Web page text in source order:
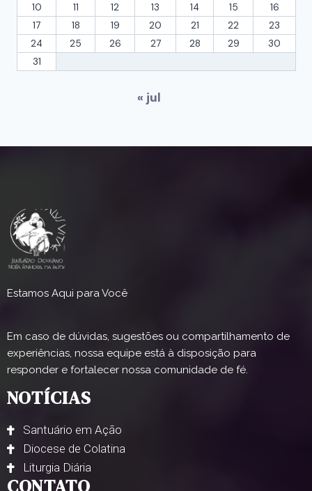
10
11 12 13 14 15
16
17
18 19 20 21 22
23
24
25 26 27 28 29
30
31
« jul
Estamos Aqui para Você
Em caso de dúvidas, sugestões ou compartilhamento de
experiências, nossa equipe está à disposição para
responder e fortalecer nossa comunidade de fé.
NOTÍCIAS
Santuário em Ação
Diocese de Colatina
Liturgia Diária